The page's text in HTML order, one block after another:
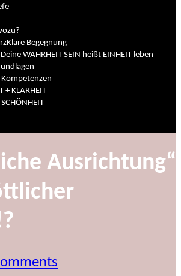
Begegnung
WAHRHEIT SEIN heißt EINHEIT leben
Kompetenzen
+ KLARHEIT
Ausrichtung“